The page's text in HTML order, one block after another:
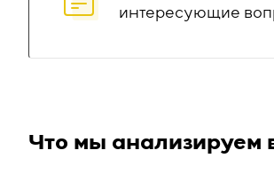
интересующие
Что мы анализируем